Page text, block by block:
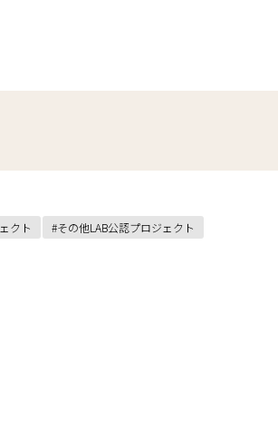
クト その他LAB公認プロジェクト